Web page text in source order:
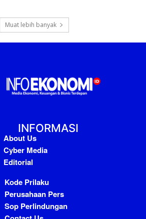
Muat lebih banyak
INFORMASI
About Us
Cyber Media
Editorial
Kode Prilaku
Perusahaan Pers
Sop Perlindungan